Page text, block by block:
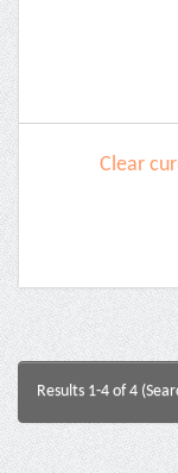
Clear
Results 1-4 of 4